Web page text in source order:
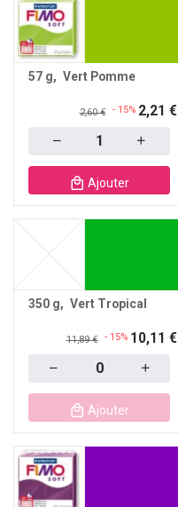
57 g Vert Pomme
2,60 € - 15% 2,21 €
Ajouter
350 g Vert Tropical
11,89 € - 15% 10,11 €
Ajouter